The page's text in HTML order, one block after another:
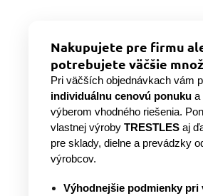
Nakupujete pre firmu
potrebujete väčšie
Pri väčších objednávkach vám
individuálnu cenovú ponuku a
výberom vhodného riešenia.
vlastnej výroby TRESTLES aj
pre sklady, dielne a prevádzky
výrobcov.
Výhodnejšie podmienky pri